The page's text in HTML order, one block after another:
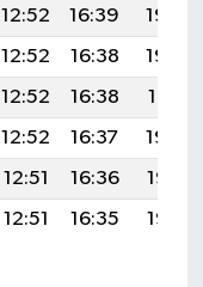
12:52 16:39
19:44
12:52 16:38
19:42
12:52 16:38
19:41
12:52 16:37
19:39
12:51 16:36
19:38
12:51 16:35 19:36